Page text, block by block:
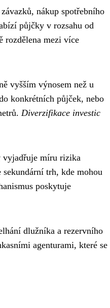
nákup spotřebního
půjčky v rozsahu od
rozdělena mezi více
vyšším výnosem než u
konkrétních půjček, nebo
Diverzifikace investic
vyjadřuje míru rizika
trh, kde mohou
poskytuje
dlužníka a rezervního
agenturami, které se